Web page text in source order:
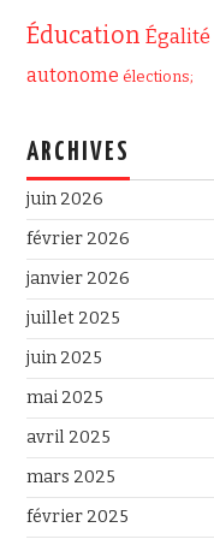
Éducation Égalité
autonome élections;
ARCHIVES
juin 2026
février 2026
janvier 2026
juillet 2025
juin 2025
mai 2025
avril 2025
mars 2025
février 2025